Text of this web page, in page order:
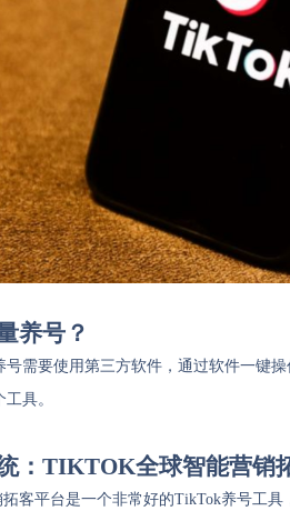
养号？
号需要使用第三方软件，通过软件一键
具。
：TIKTOK全球智能营销
客平台是一个非常好的TikTok养号工